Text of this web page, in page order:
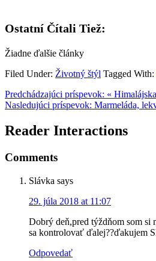
Ostatní Čítali Tiež:
Žiadne ďalšie články
Filed Under: Životný štýl Tagged With:
Predchádzajúci príspevok: «
Nasledujúci príspevok: Marmeláda,
Reader Interactions
Comments
Slávka says
29. júla 2018 at 11:07
Dobrý deň,pred týždňom som si
sa kontrolovať ďalej??ďakujem
Odpovedať